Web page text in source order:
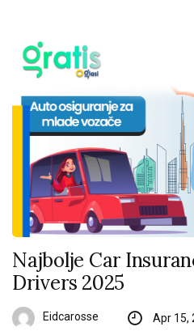
Najbolje Car
Drivers 2025
Eidcarosse Apr 15,